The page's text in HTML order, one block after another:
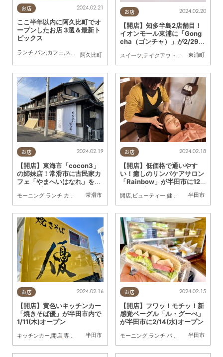
お店
阿久比町
2024.02.21
ここ半年以内に阿久比町でオ
ープンしたお店 3選＆最新ト
ピックス
ランチ パン カフェ スイーツ ,テイクアウト 開店 専門店 , まちネタ ,ペット
お店
東浦町
2024.02.20
【開店】知多半島2店舗目！
イオンモール東浦に「Gong
cha（ゴンチャ）」が2/29
スイーツ,テイクアウト ,開店
お店
常滑市
2024.02.19
【開店】東海市「cocon3」
の姉妹店！常滑市に古民家カ
フェ「やまへいはなれ」を3
モーニング,ランチ,カフェ スイーツ 親子
お店
半田市
2024.02.18
【開店】低価格で通いやす
い！癒しのリンパケアサロン
「Rainbow」が半田市に12
開店, ビューティー,健康 まちネタ
お店
半田市
2024.02.16
【開店】黄色いキッチンカー
「焼きそば優」が半田市内で
1/11(木)オープン
キッチンカー,開店,専門店 まちネタ 焼きそば
お店
半田市
2024.02.15
【開店】フワッ！モチッ！新
感覚ベーグル「ル・グーべ」
が半田市に2/14(水)オープン
モーニング,ランチ,パン スイーツ,テイク